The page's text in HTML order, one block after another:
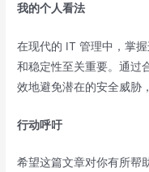
我的个人看法
在现代的 IT 管理中，掌
和稳定性至关重要。通过
效地避免潜在的安全威胁
行动呼吁
希望这篇文章对你有所帮